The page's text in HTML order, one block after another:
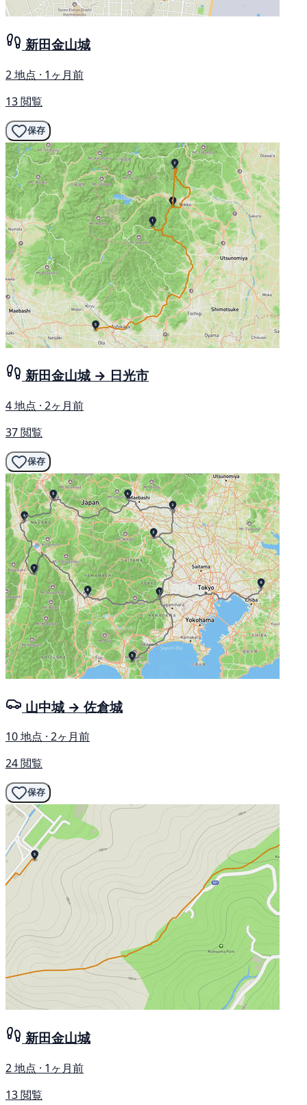
新田金山城
2 地点 · 1ヶ月前
13 閲覧
保存
新田金山城 → 日光市
4 地点 · 2ヶ月前
37 閲覧
保存
山中城 → 佐倉城
10 地点 · 2ヶ月前
24 閲覧
保存
新田金山城
2 地点 · 1ヶ月前
13 閲覧